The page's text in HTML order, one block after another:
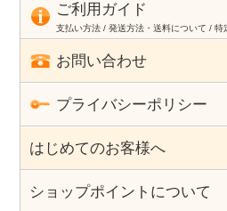
ご利用ガイド
支払い方法 / 発送方法・送料について / 特
お問い合わせ
プライバシーポリシー
はじめてのお客様へ
ショップポイントについて